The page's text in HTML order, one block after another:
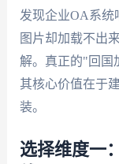
发现企业OA系统
图片却加载不出
解。真正的"回国
其核心价值在于
装。
选择维度一